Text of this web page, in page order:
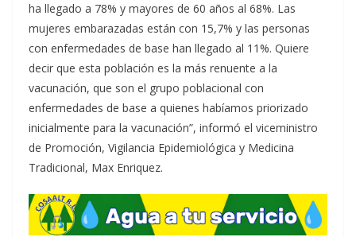
ha llegado a 78% y mayores de 60 años al 68%. Las
mujeres embarazadas están con 15,7% y las personas
con enfermedades de base han llegado al 11%. Quiere
decir que esta población es la más renuente a la
vacunación, que son el grupo poblacional con
enfermedades de base a quienes habíamos priorizado
inicialmente para la vacunación”, informó el viceministro
de Promoción, Vigilancia Epidemiológica y Medicina
Tradicional, Max Enriquez.